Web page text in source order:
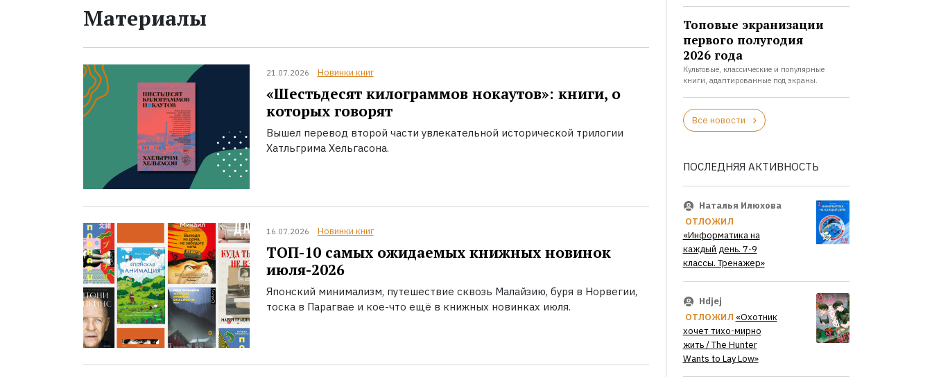
Материалы
21.07.2026 Новинки книг
«Шестьдесят килограммов нокаутов»: книги, о
которых говорят
Вышел перевод второй части увлекательной исторической трилогии
Хатльгрима Хельгасона.
16.07.2026 Новинки книг
ТОП-10 самых ожидаемых книжных новинок
июля-2026
Японский минимализм, путешествие сквозь Малайзию, буря в Норвегии,
тоска в Парагвае и кое-что ещё в книжных новинках июля.
Топовые экранизации
первого полугодия
2026 года
Культовые, классические и популярные
книги, адаптированные под экраны.
Все новости
ПОСЛЕДНЯЯ АКТИВНОСТЬ
Наталья Илюхова
ОТЛОЖИЛ
«Информатика на
каждый день. 7-9
классы. Тренажер»
Hdjej
ОТЛОЖИЛ «Охотник
хочет тихо-мирно
жить / The Hunter
Wants to Lay Low»